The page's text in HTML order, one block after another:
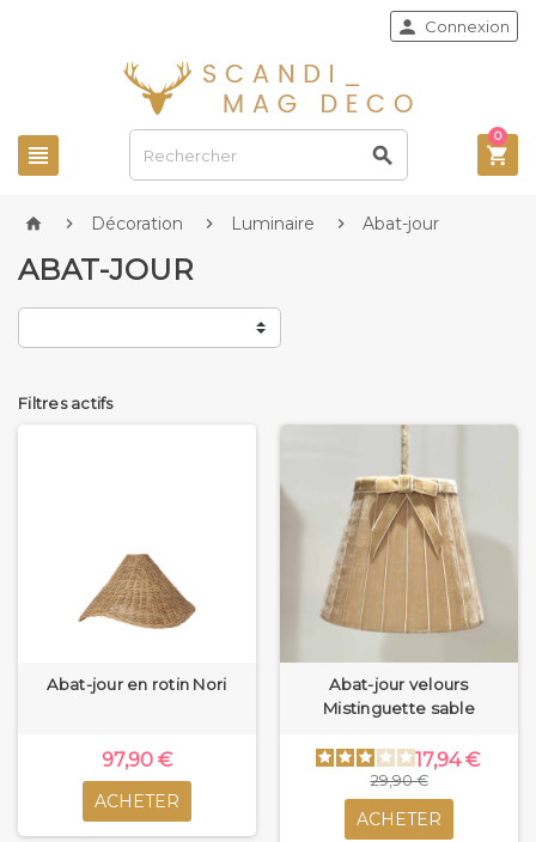
 
 Connexion

0
  Décoration  Luminaire  Abat-jour
ABAT-JOUR
Filtres actifs
Abat-jour en rotin Nori
97,90 €
ACHETER
Abat-jour velours
Mistinguette sable
17,94 €
29,90 €
ACHETER